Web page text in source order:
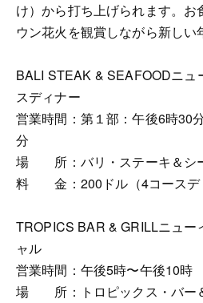
け）から打ち上げられます。
ウン花火を観賞しながら新しい
BALI STEAK & SEAFOODニュ
スディナー
営業時間：第１部：午後6時
分
場 所：バリ・ステーキ＆シ
料 金：200ドル（4コースデ
TROPICS BAR & GRILLニュー
ャル
営業時間：午後5時〜午後10時
場 所：トロピックス・バー